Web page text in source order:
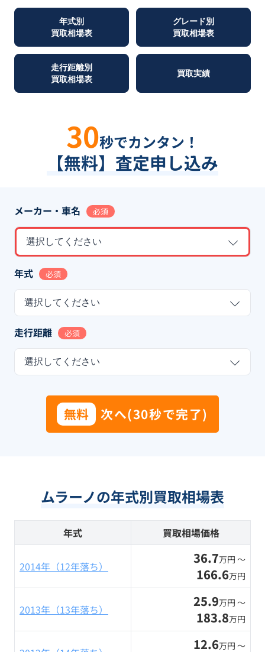
年式別
買取相場表
グレード別
買取相場表
走行距離別
買取相場表
買取実績
30秒でカンタン！
【無料】査定申し込み
メーカー・車名 必須
選択してください
年式 必須
選択してください
走行距離 必須
選択してください
無料 次へ(30秒で完了)
ムラーノの年式別買取相場表
年式 買取相場価格
2014年（12年落ち） 36.7万円 〜
166.6万円
2013年（13年落ち） 25.9万円 〜
183.8万円
12.6万円 〜